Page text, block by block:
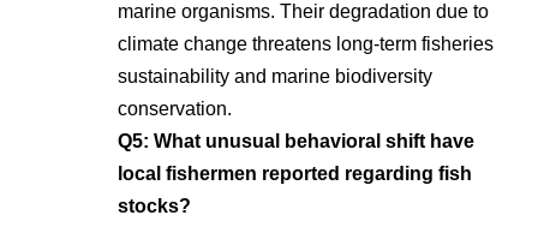
marine organisms. Their degradation due to
climate change threatens long-term fisheries
sustainability and marine biodiversity
conservation.
Q5: What unusual behavioral shift have
local fishermen reported regarding fish
stocks?